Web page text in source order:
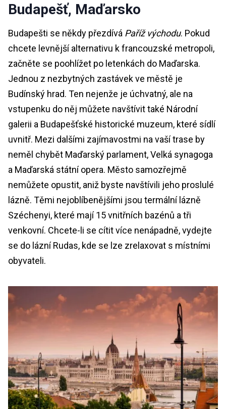
Budapešť, Maďarsko
Budapešti se někdy přezdívá Paříž východu. Pokud
chcete levnější alternativu k francouzské metropoli,
začněte se poohlížet po letenkách do Maďarska.
Jednou z nezbytných zastávek ve městě je
Budínský hrad. Ten nejenže je úchvatný, ale na
vstupenku do něj můžete navštívit také Národní
galerii a Budapešťské historické muzeum, které sídlí
uvnitř. Mezi dalšími zajímavostmi na vaší trase by
neměl chybět Maďarský parlament, Velká synagoga
a Maďarská státní opera. Město samozřejmě
nemůžete opustit, aniž byste navštívili jeho proslulé
lázně. Těmi nejoblíbenějšími jsou termální lázně
Széchenyi, které mají 15 vnitřních bazénů a tři
venkovní. Chcete-li se cítit více nenápadně, vydejte
se do lázní Rudas, kde se lze zrelaxovat s místními
obyvateli.